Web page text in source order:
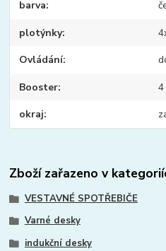
barva
plotýnky
Ovládání
Booster 4
okraj
Zboží zařazeno v
VESTAVNÉ SPOTŘEBIČE
Varné desky
indukční desky